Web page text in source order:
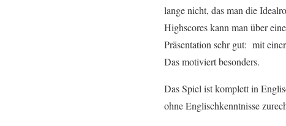
lange nicht, das man die
Highscores kann man über
Präsentation sehr gut: mit
Das motiviert besonders.
Das Spiel ist komplett in
ohne Englischkenntnisse